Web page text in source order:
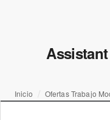
Inicio Ofertas Trabajo